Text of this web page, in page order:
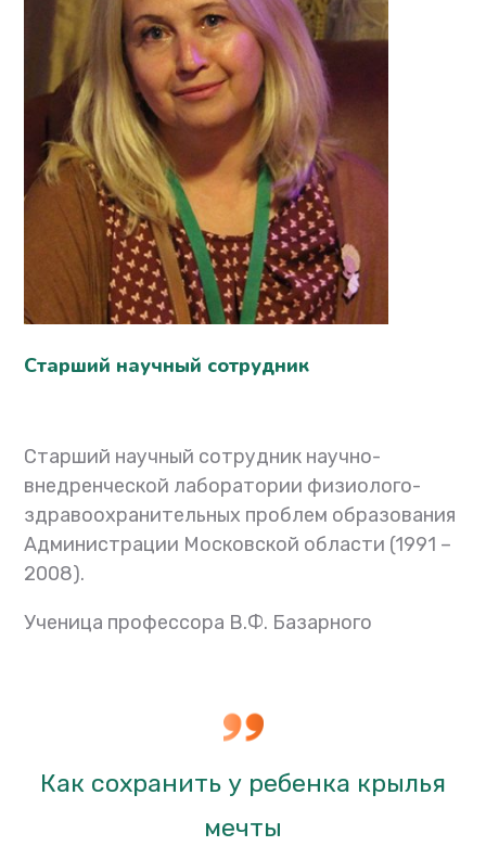
Старший научный сотрудник
Старший научный сотрудник научно-
внедренческой лаборатории физиолого-
здравоохранительных проблем образования
Администрации Московской области (1991 –
2008).
Ученица профессора В.Ф. Базарного
Как сохранить у ребенка крылья
мечты